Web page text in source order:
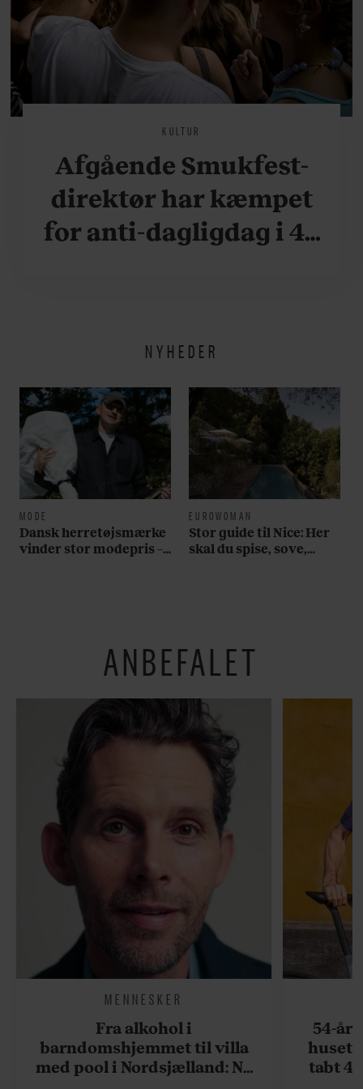
KULTUR
Afgående Smukfest-
direktør har kæmpet
for anti-dagligdag i 46
NYHEDER
MODE
Dansk herretøjsmærke
vinder stor modepris –
EUROWOMAN
Stor guide til Nice: Her
skal du spise, sove,
ANBEFALET
MENNESKER
Fra alkohol i
barndomshjemmet til villa
med pool i Nordsjælland: Nu
54-
huset
tabt